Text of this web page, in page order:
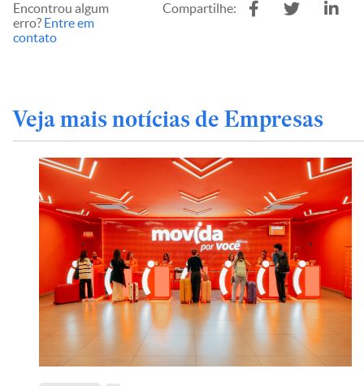
Encontrou algum
erro? Entre em
contato
Compartilhe:
Veja mais notícias de Empresas